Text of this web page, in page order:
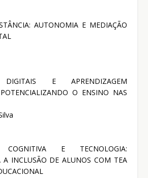
AUTONOMIA E MEDIAÇÃO
DIGITAIS E APRENDIZAGEM
O ENSINO NAS
COGNITIVA E TECNOLOGIA:
A INCLUSÃO DE ALUNOS COM TEA